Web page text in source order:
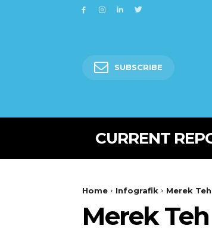
SUBSCRIBE
CURRENT
Home Infografik Merek
Merek